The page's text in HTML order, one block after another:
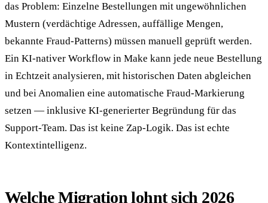
das Problem: Einzelne Bestellungen mit ungewöhnlichen
Mustern (verdächtige Adressen, auffällige Mengen,
bekannte Fraud-Patterns) müssen manuell geprüft werden.
Ein KI-nativer Workflow in Make kann jede neue Bestellung
in Echtzeit analysieren, mit historischen Daten abgleichen
und bei Anomalien eine automatische Fraud-Markierung
setzen — inklusive KI-generierter Begründung für das
Support-Team. Das ist keine Zap-Logik. Das ist echte
Kontextintelligenz.
Welche Migration lohnt sich 2026